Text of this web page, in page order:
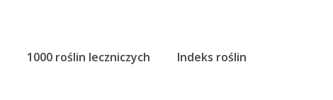
1000 roślin leczniczych Indeks roślin